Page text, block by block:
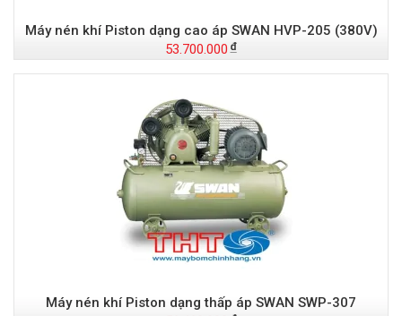
Máy nén khí Piston dạng cao áp SWAN HVP-205 (380V)
53.700.000
Máy nén khí Piston dạng thấp áp SWAN SWP-307